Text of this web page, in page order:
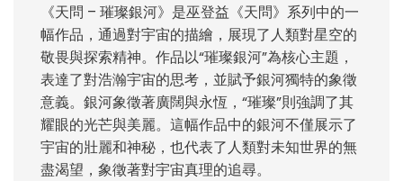
《天問 – 璀璨銀河》是巫登益《天問》系列中的一
幅作品，通過對宇宙的描繪，展現了人類對星空的
敬畏與探索精神。作品以“璀璨銀河”為核心主題，
表達了對浩瀚宇宙的思考，並賦予銀河獨特的象徵
意義。銀河象徵著廣闊與永恆，“璀璨”則強調了其
耀眼的光芒與美麗。這幅作品中的銀河不僅展示了
宇宙的壯麗和神秘，也代表了人類對未知世界的無
盡渴望，象徵著對宇宙真理的追尋。